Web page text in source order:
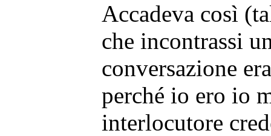
Accadeva così
che incontrassi
conversazione
perché io ero io
interlocutore